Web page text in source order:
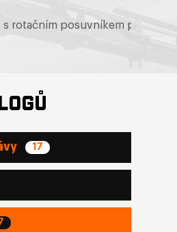
rotačním posuvníkem pro mlýn
17